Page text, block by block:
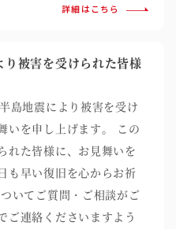
詳細はこちら
被害を受けられた皆様
島地震により被害を受け
いを申し上げます。 この
れた皆様に、お見舞いを
も早い復旧を心からお祈
いてご質問・ご相談がご
ご連絡くださいますよう